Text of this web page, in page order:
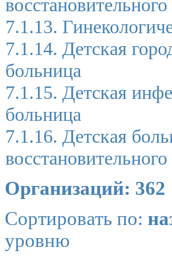
7.1.13.
7.1.14. Детская
больница
7.1.15. Детская
больница
7.1.16. Детская
Организаций: 362
Сортировать по:
уровню